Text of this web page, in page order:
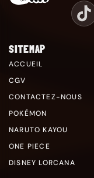
SITEMAP
ACCUEIL
CGV
CONTACTEZ-NOUS
POKÉMON
NARUTO KAYOU
ONE PIECE
DISNEY LORCANA